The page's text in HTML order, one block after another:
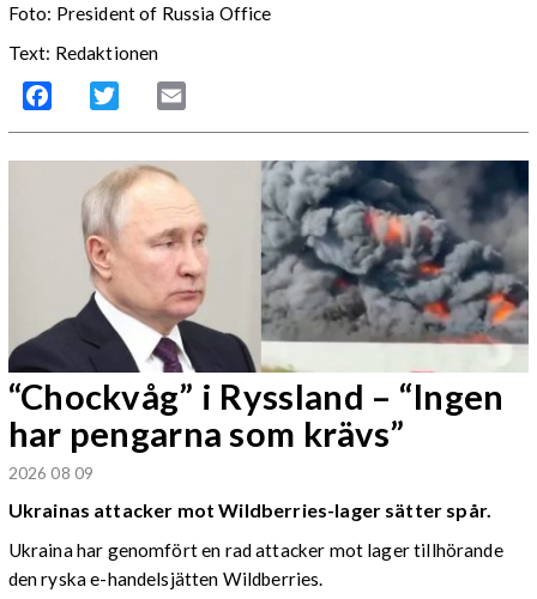
Foto: President of Russia Office
Text: Redaktionen
Facebook Twitter
“Chockvåg” i Ryssland – “Ingen
har pengarna som krävs”
2026 08 09
Ukrainas attacker mot Wildberries-lager sätter spår.
Ukraina har genomfört en rad attacker mot lager tillhörande
den ryska e-handelsjätten Wildberries.